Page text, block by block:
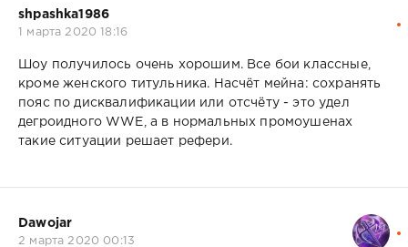
shpashka1986
1 марта 2020 18:16
Шоу получилось очень хорошим. Все бои классные,
кроме женского титульника. Насчёт мейна: сохранять
пояс по дисквалификации или отсчёту - это удел
дегроидного WWE, а в нормальных промоушенах
такие ситуации решает рефери.
Dawojar
2 марта 2020 00:13